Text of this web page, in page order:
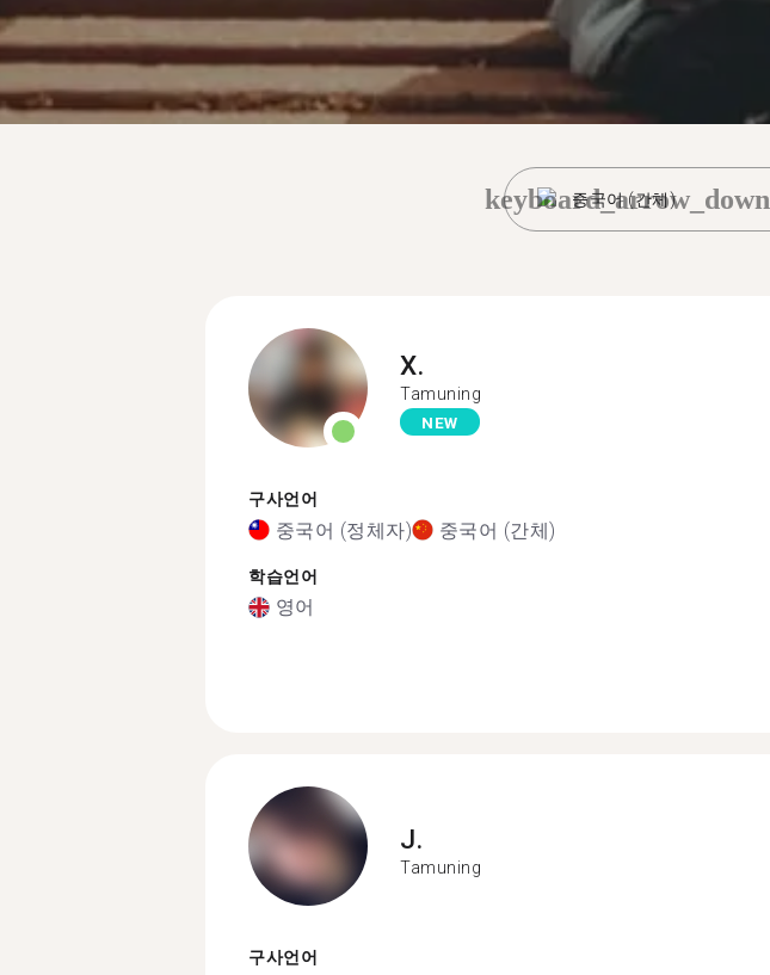
중국어 (간체)
keyboard_arrow_down
X.
Tamuning
NEW
구사언어
중국어 (정체자) 중국어 (간체)
학습언어
영어
J.
Tamuning
구사언어